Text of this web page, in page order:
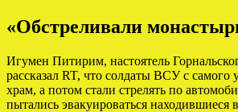
«Обстреливали
Игумен Питирим, настоятель
рассказал RT, что солдаты ВСУ с самого
храм, а потом стали стрелять по
пытались эвакуироваться находившиеся